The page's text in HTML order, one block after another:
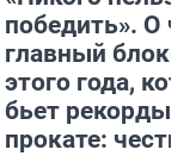
победить». О
главный
этого года,
бьет рекорды в
прокате: